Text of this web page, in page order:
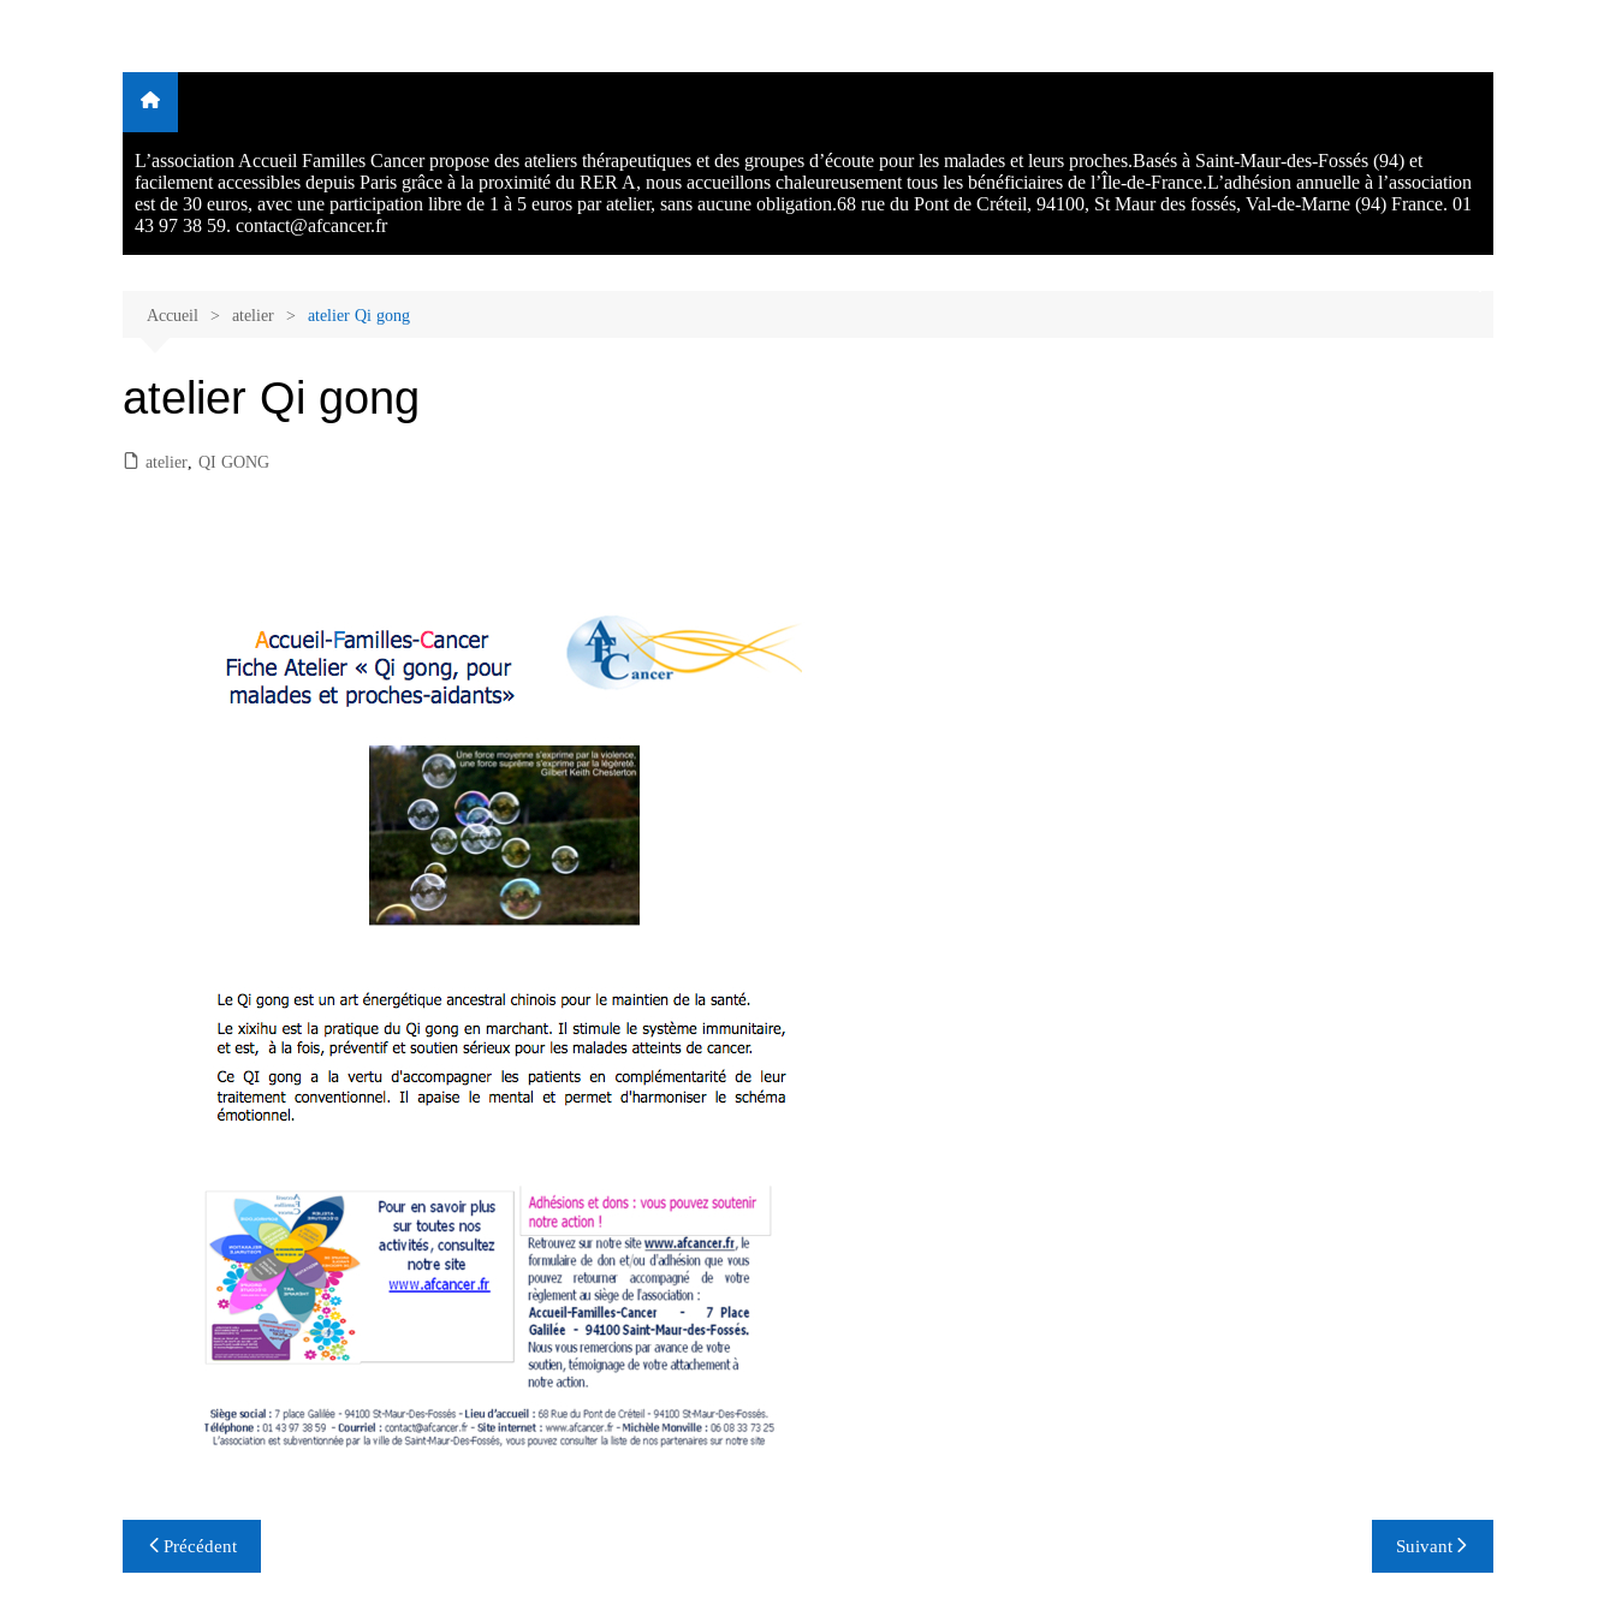
avec et après le cancer
Ecoute thérapeutique, sophrologie, sport adapté, art thérapie,
musico thérapie… . L'adhésion annuelle est de 30 euros avec une
participation libre de 1 à 5 euros par atelier sans obligation.
L’association Accueil Familles Cancer propose des ateliers thérapeutiques et des groupes d’écoute pour les malades et leurs proches.Basés à Saint-Maur-des-Fossés (94) et
facilement accessibles depuis Paris grâce à la proximité du RER A, nous accueillons chaleureusement tous les bénéficiaires de l’Île-de-France.L’adhésion annuelle à l’association
est de 30 euros, avec une participation libre de 1 à 5 euros par atelier, sans aucune obligation.68 rue du Pont de Créteil, 94100, St Maur des fossés, Val-de-Marne (94) France. 01
43 97 38 59. contact@afcancer.fr
Accueil atelier atelier Qi gong
atelier Qi gong
atelier QI GONG
Navigation
de
Précédent Suivant